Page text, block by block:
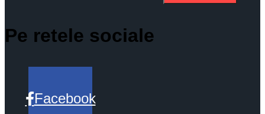
Pe retele sociale
Facebook